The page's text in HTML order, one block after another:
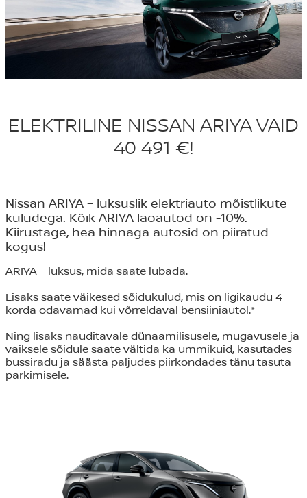
ELEKTRILINE NISSAN ARIYA VAID
40 491 €!
Nissan ARIYA – luksuslik elektriauto mõistlikute
kuludega. Kõik ARIYA laoautod on -10%.
Kiirustage, hea hinnaga autosid on piiratud
kogus!
ARIYA – luksus, mida saate lubada.
Lisaks saate väikesed sõidukulud, mis on ligikaudu 4
korda odavamad kui võrreldaval bensiiniautol.*
Ning lisaks nauditavale dünaamilisusele, mugavusele ja
vaiksele sõidule saate vältida ka ummikuid, kasutades
bussiradu ja säästa paljudes piirkondades tänu tasuta
parkimisele.